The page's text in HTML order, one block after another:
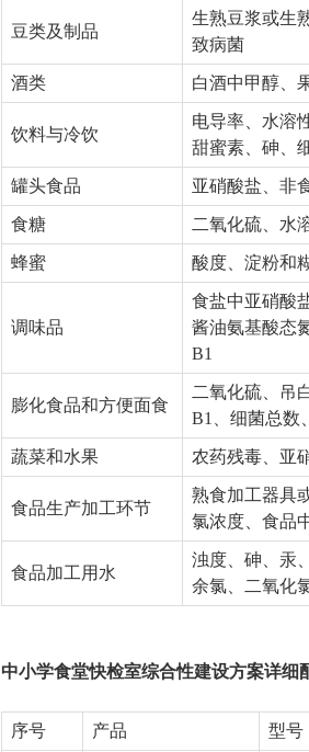
豆类及制品
生熟豆浆或生
致病菌
酒类 白酒中甲醇、
饮料与冷饮
电导率、水溶
甜蜜素、砷、
罐头食品 亚硝酸盐、非
食糖 二氧化硫、水
蜂蜜 酸度、淀粉和
调味品
食盐中亚硝酸
酱油氨基酸态
B1
膨化食品和方便面食
二氧化硫、吊
B1、细菌总数
蔬菜和水果 农药残毒、亚
食品生产加工环节
熟食加工器具
氯浓度、食品
食品加工用水
浊度、砷、汞
余氯、二氧化
中小学食堂快检室综合性建设方案详细
序号 产品 型号